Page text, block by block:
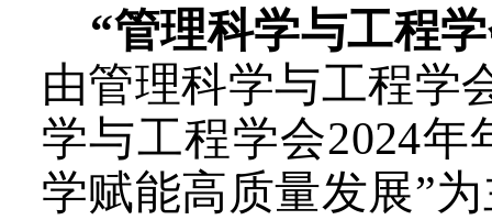
“管理科学与工程
由管理科学与工程学
学与工程学会2024
学赋能高质量发展”